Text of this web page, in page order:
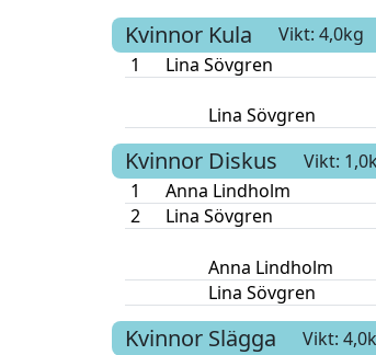
Kvinnor Kula Vikt: 4,0kg
1
Lina Sövgren
Lina Sövgren
Kvinnor Diskus Vikt:
1
Anna Lindholm
2
Lina Sövgren
Anna Lindholm
Lina Sövgren
Kvinnor Slägga Vikt: